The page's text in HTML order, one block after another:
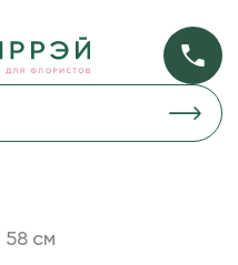
Упаковка для
58 см